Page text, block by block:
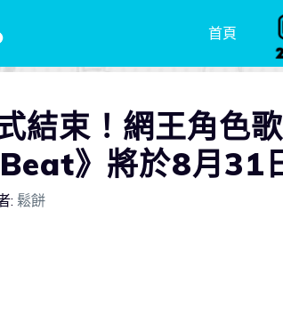
首頁
結束！網王角色
》將於8月31
: 鬆餅